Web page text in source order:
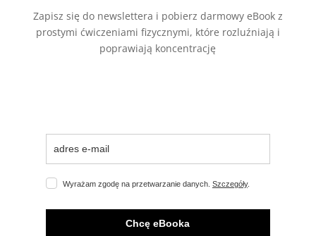
Zapisz się do newslettera i pobierz darmowy eBook z
prostymi ćwiczeniami fizycznymi, które rozluźniają i
poprawiają koncentrację
Wyrażam zgodę na przetwarzanie danych. Szczegóły.
Chcę eBooka